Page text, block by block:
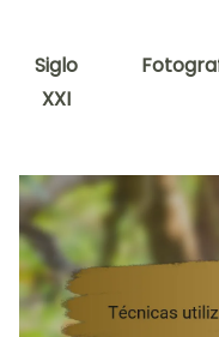
Siglo
XXI